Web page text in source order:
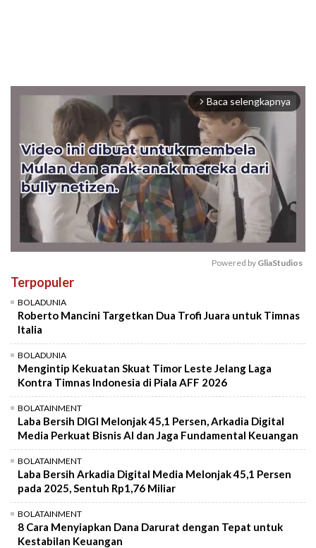
arrow_forward_ios Baca selengkapnya
Powered by GliaStudios
Terpopuler
BOLADUNIA
Roberto Mancini Targetkan Dua Trofi Juara untuk Timnas
Italia
BOLADUNIA
Mengintip Kekuatan Skuat Timor Leste Jelang Laga
Kontra Timnas Indonesia di Piala AFF 2026
BOLATAINMENT
Laba Bersih DIGI Melonjak 45,1 Persen, Arkadia Digital
Media Perkuat Bisnis AI dan Jaga Fundamental Keuangan
BOLATAINMENT
Laba Bersih Arkadia Digital Media Melonjak 45,1 Persen
pada 2025, Sentuh Rp1,76 Miliar
BOLATAINMENT
8 Cara Menyiapkan Dana Darurat dengan Tepat untuk
Kestabilan Keuangan